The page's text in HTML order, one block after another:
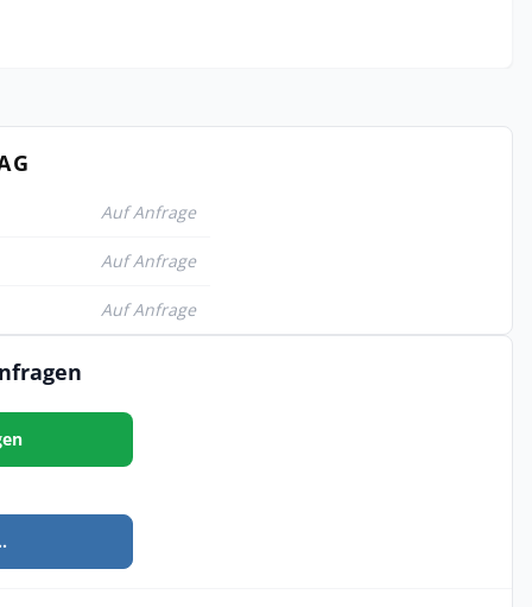
Auf Anfrage
Auf Anfrage
Auf Anfrage